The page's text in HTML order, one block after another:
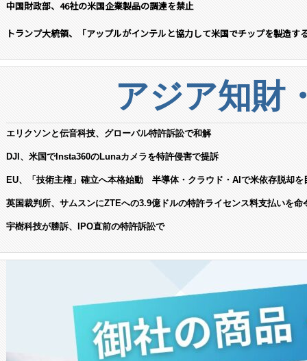
中国財政部、46社の米国企業製品の調達を禁止
トランプ大統領、「アップルがインテルと協力して米国でチップを製造す
アジア知財
エリクソンと伝音科技、グローバル特許訴訟で和解
DJI、米国でInsta360のLunaカメラを特許侵害で提訴
EU、「技術主権」確立へ本格始動 半導体・クラウド・AIで米依存脱却を
英国裁判所、サムスンにZTEへの3.9億ドルの特許ライセンス料支払いを命
宇樹科技が勝訴、IPO直前の特許訴訟で